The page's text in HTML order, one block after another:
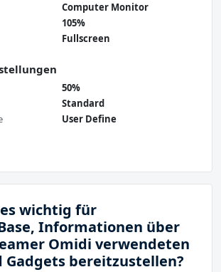
Computer Monitor
105%
Fullscreen
50%
Standard
User Define
wichtig für
Informationen über
Omidi verwendeten
Gadgets bereitzustellen?